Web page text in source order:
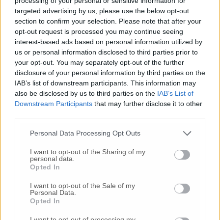
targeted advertising by us, please use the below opt-out
section to confirm your selection. Please note that after your
opt-out request is processed you may continue seeing
interest-based ads based on personal information utilized by
us or personal information disclosed to third parties prior to
your opt-out. You may separately opt-out of the further
disclosure of your personal information by third parties on the
IAB’s list of downstream participants. This information may
also be disclosed by us to third parties on the IAB’s List of
Downstream Participants that may further disclose it to other
Personal Data Processing Opt Outs
I want to opt-out of the Sharing of my
personal data.
Opted In
I want to opt-out of the Sale of my
Personal Data.
Opted In
cadere qualsiasi progetto economicistico di
privatizzazione della sanità a cominciare
dalla proposta di legge regionale 145”.
“Se non avessimo fatto un polverone noi, non
avrebbero fatto nulla e ci saremmo svegliati
un bel giorno con il reparto chuso” – dice
Katia Silvestrini del Coordinamento per il
punto nascite. -“Siamo abituati a far
battaglie, ci facciamo il ponte del 2 giugno e
che ci ha promesso il dirigente dottor Marini,
e cioè che quello di Fabriano, se pur
declassato a ospedale di primo livello, sia il
punto di riferimento della zona montana. I
nostri figli dovrebbero altrimenti nascere a
Branca, in Umbria”, spiega Silvestrini.